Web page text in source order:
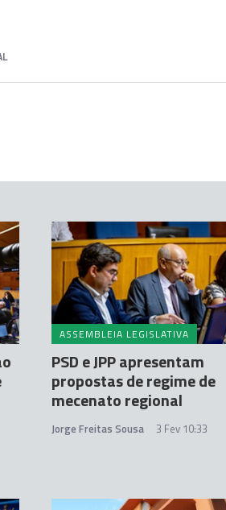
ASSEMBLEIA LEGISLATIVA
PSD e JPP apresentam
propostas de regime de
mecenato regional
Jorge Freitas Sousa 3 Fev 10:33